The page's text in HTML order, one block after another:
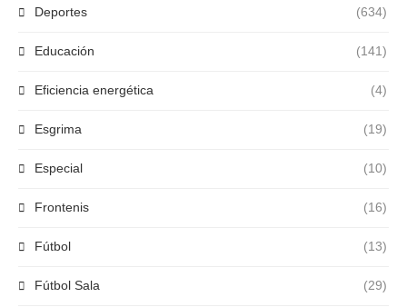
Deportes (634)
Educación (141)
Eficiencia energética (4)
Esgrima (19)
Especial (10)
Frontenis (16)
Fútbol (13)
Fútbol Sala (29)